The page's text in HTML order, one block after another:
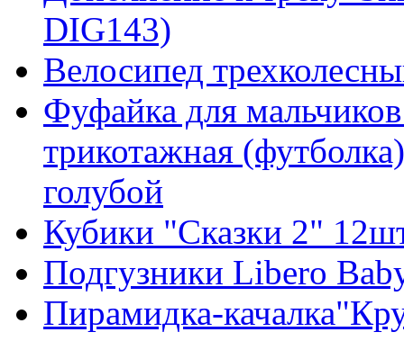
DIG143)
Велосипед
Фуфайка для
трикотажная
голубой
Кубики "Сказки 2"
Подгузники Libero
Пирамидка-